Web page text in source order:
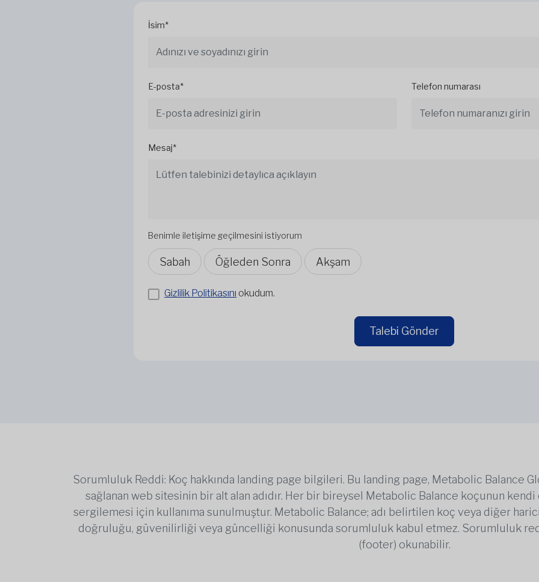
İsim*
E-posta* Telefon numarası
Mesaj*
Benimle iletişime geçilmesini istiyorum
Sabah Öğleden Sonra Akşam
Gizlilik Politikasını okudum.
Talebi Gönder
Sorumluluk Reddi: Koç hakkında landing page bilgileri. Bu landing page, Metabolic Balance
sağlanan web sitesinin bir alt alan adıdır. Her bir bireysel Metabolic Balance koçunun
sergilemesi için kullanıma sunulmuştur. Metabolic Balance; adı belirtilen koç veya diğer
doğruluğu, güvenilirliği veya güncelliği konusunda sorumluluk kabul etmez. Sorumluluk
(footer) okunabilir.